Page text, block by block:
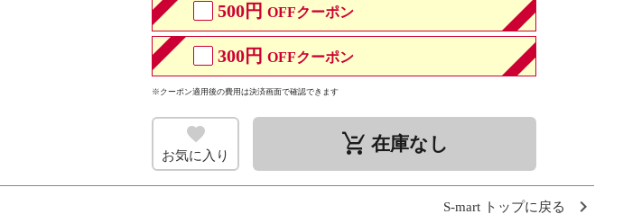
500円 OFFクーポン
300円 OFFクーポン
※クーポン適用後の費用は決済画面で確認できます
お気に入り remove_shopping_cart 在庫なし
S-mart トップに戻る